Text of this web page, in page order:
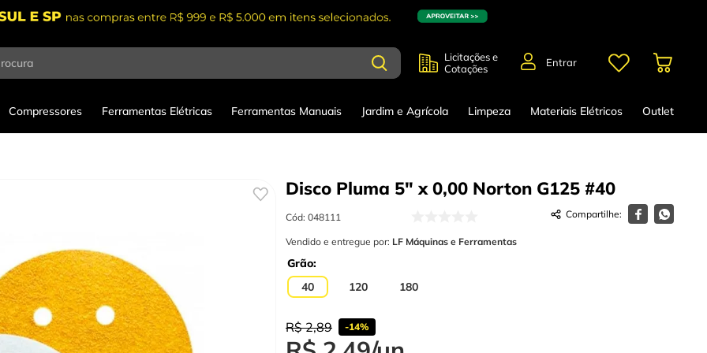
Licitações e
Cotações
Entrar
Compressores Ferramentas Elétricas Ferramentas Manuais Jardim e Agrícola Limpeza Materiais Elétricos Outlet
Disco Pluma 5" x 0,00 Norton G125 #40
Cód: 048111
Vendido e entregue por: LF Máquinas e Ferramentas
Grão
40
120 180
R$ 2,89 -14%